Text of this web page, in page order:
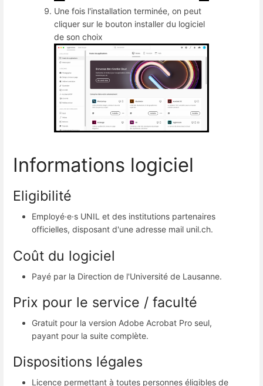
Une fois l'installation terminée, on peut
cliquer sur le bouton installer du logiciel
de son choix
Informations logiciel
Eligibilité
Employé·e·s UNIL et des institutions partenaires
officielles, disposant d'une adresse mail unil.ch.
Coût du logiciel
Payé par la Direction de l'Université de Lausanne.
Prix pour le service / faculté
Gratuit pour la version Adobe Acrobat Pro seul,
payant pour la suite complète.
Dispositions légales
Licence permettant à toutes personnes éligibles de